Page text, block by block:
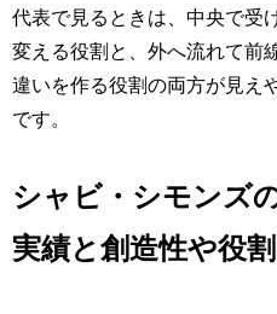
代表で見るときは、中央で受
変える役割と、外へ流れて前
違いを作る役割の両方が見え
です。
シャビ・シモンズ
実績と創造性や役